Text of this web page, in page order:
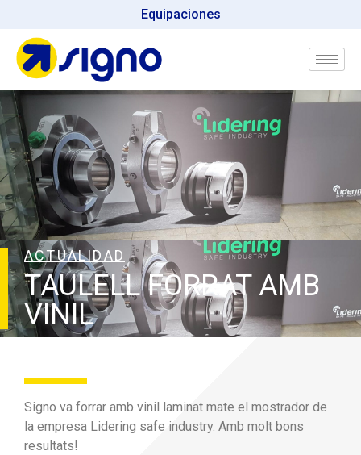
Equipaciones
ACTUALIDAD
TAULELL FORRAT AMB
VINIL
Signo va forrar amb vinil laminat mate el mostrador de
la empresa Lidering safe industry. Amb molt bons
resultats!